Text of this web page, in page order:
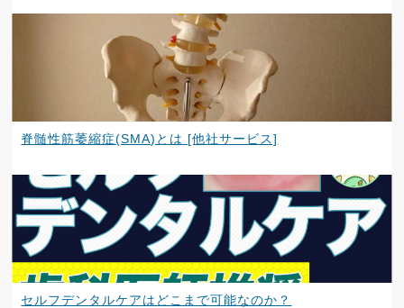
脊髄性筋萎縮症(SMA)とは [他社サービス]
セルフデンタルケアはどこまで可能なのか？